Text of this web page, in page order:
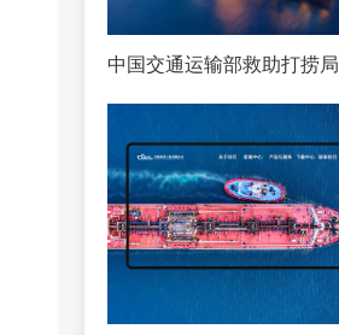
中国交通运输部救助打捞局